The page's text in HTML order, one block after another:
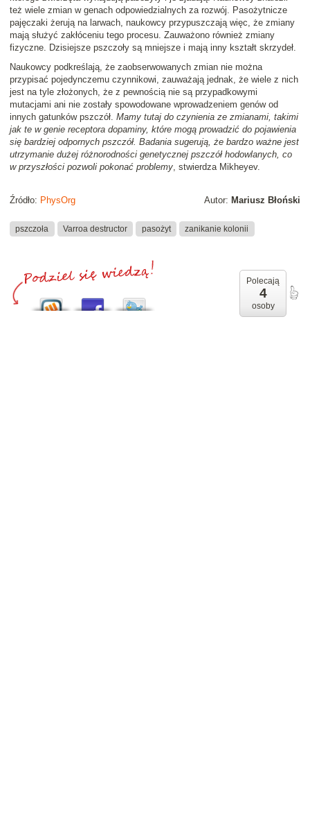
też wiele zmian w genach odpowiedzialnych za rozwój. Pasożytnicze
pajęczaki żerują na larwach, naukowcy przypuszczają więc, że zmiany
mają służyć zakłóceniu tego procesu. Zauważono również zmiany
fizyczne. Dzisiejsze pszczoły są mniejsze i mają inny kształt skrzydeł.
Naukowcy podkreślają, że zaobserwowanych zmian nie można
przypisać pojedynczemu czynnikowi, zauważają jednak, że wiele z nich
jest na tyle złożonych, że z pewnością nie są przypadkowymi
mutacjami ani nie zostały spowodowane wprowadzeniem genów od
innych gatunków pszczół. Mamy tutaj do czynienia ze zmianami, takimi
jak te w genie receptora dopaminy, które mogą prowadzić do pojawienia
się bardziej odpornych pszczół. Badania sugerują, że bardzo ważne jest
utrzymanie dużej różnorodności genetycznej pszczół hodowlanych, co
w przyszłości pozwoli pokonać problemy, stwierdza Mikheyev.
Autor: Mariusz Błoński
Źródło: PhysOrg
pszczoła Varroa destructor pasożyt zanikanie kolonii
Polecają
4
osoby